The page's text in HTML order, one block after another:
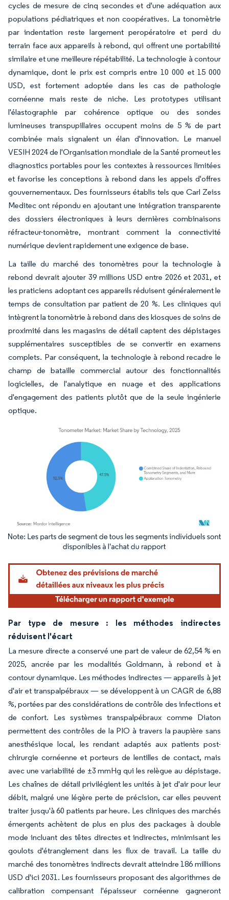
cycles de mesure de cinq secondes et d'une adéquation aux
populations pédiatriques et non coopératives. La tonomètrie
par indentation reste largement peropératoire et perd du
terrain face aux appareils à rebond, qui offrent une portabilité
similaire et une meilleure répétabilité. La technologie à contour
dynamique, dont le prix est compris entre 10 000 et 15 000
USD, est fortement adoptée dans les cas de pathologie
cornéenne mais reste de niche. Les prototypes utilisant
l'élastographie par cohérence optique ou des sondes
lumineuses transpupillaires occupent moins de 5 % de part
combinée mais signalent un élan d'innovation. Le manuel
VESIH 2024 de l'Organisation mondiale de la Santé promeut les
diagnostics portables pour les contextes à ressources limitées
et favorise les conceptions à rebond dans les appels d'offres
gouvernementaux. Des fournisseurs établis tels que Carl Zeiss
Meditec ont répondu en ajoutant une intégration transparente
des dossiers électroniques à leurs dernières combinaisons
réfracteur-tonomètre, montrant comment la connectivité
numérique devient rapidement une exigence de base.
La taille du marché des tonomètres pour la technologie à
rebond devrait ajouter 39 millions USD entre 2026 et 2031, et
les praticiens adoptant ces appareils réduisent généralement le
temps de consultation par patient de 20 %. Les cliniques qui
intègrent la tonomètrie à rebond dans des kiosques de soins de
proximité dans les magasins de détail captent des dépistages
supplémentaires susceptibles de se convertir en examens
complets. Par conséquent, la technologie à rebond recadre le
champ de bataille commercial autour des fonctionnalités
logicielles, de l'analytique en nuage et des applications
d'engagement des patients plutôt que de la seule ingénierie
optique.
Image © Mordor Intelligence. La réutilisation nécessite une attribution sous CC BY
Par type de mesure : les méthodes indirectes
réduisent l'écart
La mesure directe a conservé une part de valeur de 62,54 % en
2025, ancrée par les modalités Goldmann, à rebond et à
contour dynamique. Les méthodes indirectes — appareils à jet
d'air et transpalpébraux — se développent à un CAGR de 6,88
%, portées par des considérations de contrôle des infections et
de confort. Les systèmes transpalpébraux comme Diaton
permettent des contrôles de la PIO à travers la paupière sans
anesthésique local, les rendant adaptés aux patients post-
chirurgie cornéenne et porteurs de lentilles de contact, mais
avec une variabilité de ±3 mmHg qui les relègue au dépistage.
Les chaînes de détail privilégient les unités à jet d'air pour leur
débit, malgré une légère perte de précision, car elles peuvent
traiter jusqu'à 60 patients par heure. Les cliniques des marchés
émergents achètent de plus en plus des packages à double
mode incluant des têtes directes et indirectes, minimisant les
goulots d'étranglement dans les flux de travail. La taille du
marché des tonomètres indirects devrait atteindre 186 millions
USD d'ici 2031. Les fournisseurs proposant des algorithmes de
calibration compensant l'épaisseur cornéenne gagneront